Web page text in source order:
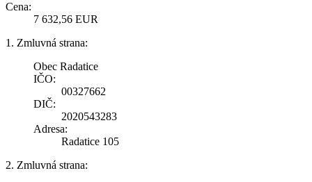
Cena:
7 632,56 EUR
1. Zmluvná strana:
Obec Radatice
IČO:
00327662
DIČ:
2020543283
Adresa:
Radatice 105
2. Zmluvná strana: